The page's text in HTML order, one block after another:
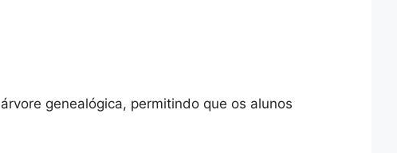
genealógica, permitindo que os alunos